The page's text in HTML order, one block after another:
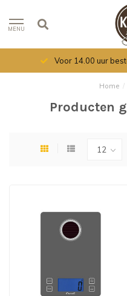
MENU
Voor 14.00 uur
Home /
Producten